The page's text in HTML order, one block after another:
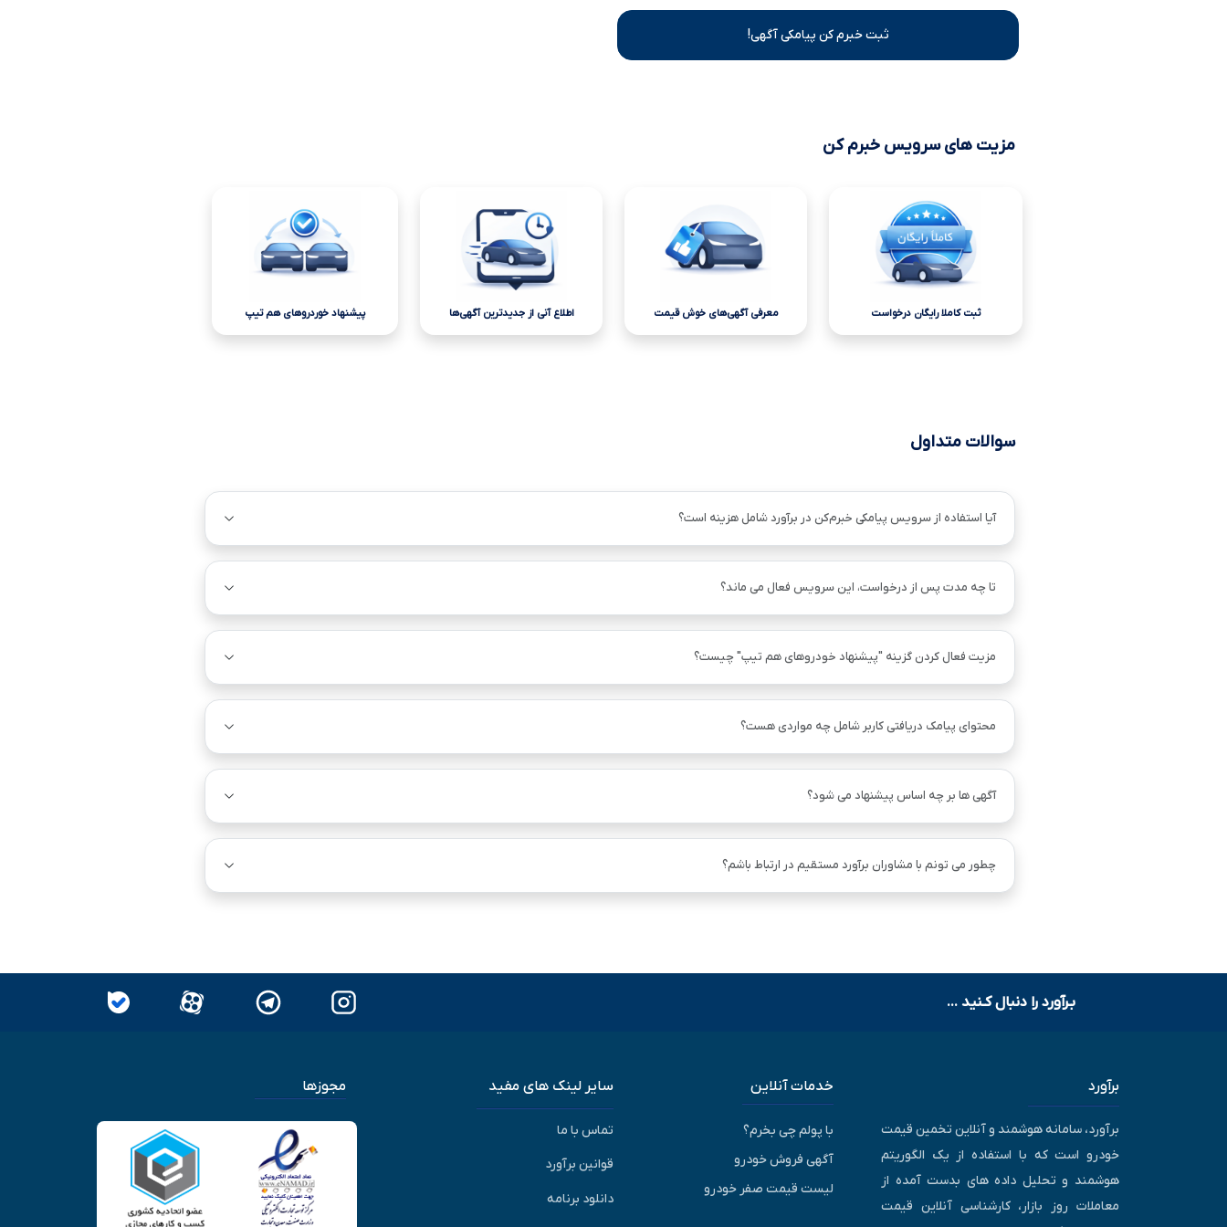
ثبت خبرم کن پیامکی آگهی!
مزیت های سرویس خبرم کن
ثبت کاملا رایگان درخواست معرفی آگهی‌های خوش قیمت اطلاع آنی از جدیدترین آگهی‌ها پیشنهاد خوردروهای هم تیپ
سوالات متداول
آیا استفاده از سرویس پیامکی خبرم‌کن در برآورد شامل هزینه است؟
تا چه مدت پس از درخواست، این سرویس فعال می ماند؟
مزیت فعال کردن گزینه "پیشنهاد خودروهای هم ‌تیپ" چیست؟
محتوای پیامک دریافتی کاربر شامل چه مواردی هست؟
آگهی ها بر چه اساس پیشنهاد می شود؟
چطور می تونم با مشاوران برآورد مستقیم در ارتباط باشم؟
بـرآورد را دنبال کـنید ...
برآورد
برآورد، سامانه هوشمند و آنلاین تخمین قیمت
خودرو است که با استفاده از یک الگوریتم
هوشمند و تحلیل داده های بدست آمده از
معاملات روز بازار، کارشناسی آنلاین قیمت
خدمات آنلاین
با پولم چی بخرم؟
آگهی فروش خودرو
لیست قیمت صفر خودرو
سایر لینک های مفید
تماس با ما
قوانین برآورد
دانلود برنامه
مجوزها